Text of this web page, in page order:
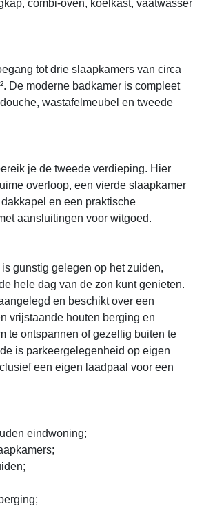
combi-oven, koelkast, vaatwasser
tot drie slaapkamers van circa
De moderne badkamer is compleet
wastafelmeubel en tweede
je de tweede verdieping. Hier
overloop, een vierde slaapkamer
en een praktische
aansluitingen voor witgoed.
gunstig gelegen op het zuiden,
hele dag van de zon kunt genieten.
en beschikt over een
vrijstaande houten berging en
te ontspannen of gezellig buiten te
is parkeergelegenheid op eigen
een eigen laadpaal voor een
eindwoning;